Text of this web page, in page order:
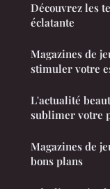
Découvrez les
éclatante
Magazines de
stimuler votre
L'actualité
sublimer votre
Magazines de
bons plans